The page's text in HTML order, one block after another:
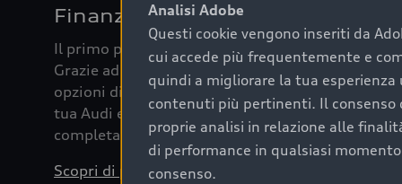
Finanziare la tua Audi
Il primo passo verso l’emozione di guidare
Grazie ad Audi Financial Services possiamo
opzioni di acquisto. Con Audi Value ti
tua Audi e, al termine del finanziamento, tutta la
completare l’acquisto, sostituirla o restituirla.
Scopri di più
Analisi Adobe
Questi cookie vengono inseriti da
cui accede più frequentemente e
quindi a migliorare la tua
contenuti più pertinenti. Il consenso
proprie analisi in relazione alle
di performance in qualsiasi
consenso.